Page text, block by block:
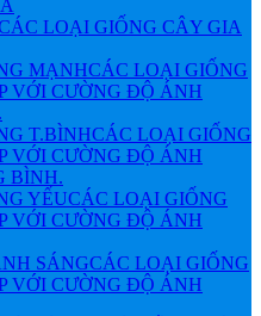
LOẠI GIỐNG CÂY GIA
MẠNHCÁC LOẠI GIỐNG
VỚI CƯỜNG ĐỘ ÁNH
T.BÌNHCÁC LOẠI GIỐNG
VỚI CƯỜNG ĐỘ ÁNH
BÌNH.
YẾUCÁC LOẠI GIỐNG
VỚI CƯỜNG ĐỘ ÁNH
SÁNGCÁC LOẠI GIỐNG
VỚI CƯỜNG ĐỘ ÁNH